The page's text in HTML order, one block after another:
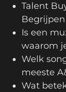
Talent
Begrijpen
Is een
waarom
Welk
meeste
Wat